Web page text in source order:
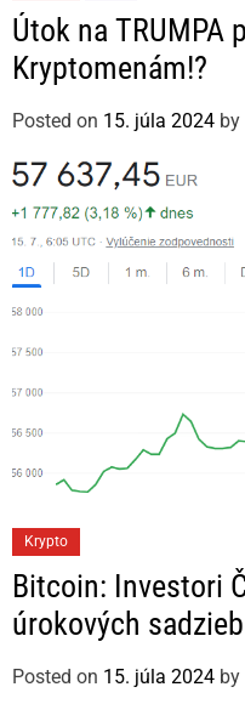
a
t
e
o
r
Útok na TRUMPA
Kryptomenám!?
Posted on 15. júla 2024 by
a
t
e
o
Krypto
Bitcoin: Investori
úrokových
Posted on 15. júla 2024 by